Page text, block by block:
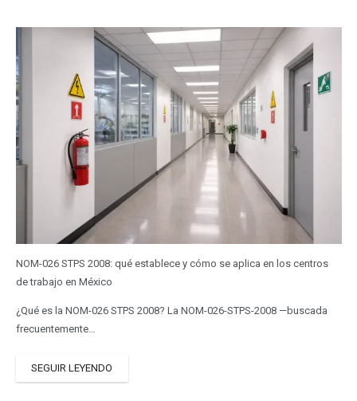
NOM-026 STPS 2008: qué establece y cómo se aplica en los centros
de trabajo en México
¿Qué es la NOM-026 STPS 2008? La NOM-026-STPS-2008 —buscada
frecuentemente…
SEGUIR LEYENDO